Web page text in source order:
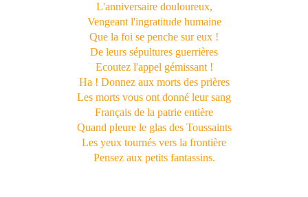
L'anniversaire douloureux,
Vengeant l'ingratitude humaine
Que la foi se penche sur eux !
De leurs sépultures guerrières
Ecoutez l'appel gémissant !
Ha ! Donnez aux morts des prières
Les morts vous ont donné leur sang
Français de la patrie entière
Quand pleure le glas des Toussaints
Les yeux tournés vers la frontière
Pensez aux petits fantassins.